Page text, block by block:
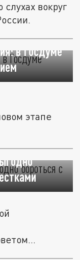
вокруг
в Госдуме
этапе